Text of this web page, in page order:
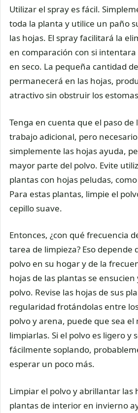
Utilizar el spray es fácil.
toda la planta y utilice un paño
las hojas. El spray facilitará la
en comparación con si
en seco. La pequeña cantidad
permanecerá en las hojas,
atractivo sin obstruir los
Tenga en cuenta que el paso de
trabajo adicional, pero
simplemente las hojas ayuda,
mayor parte del polvo. Evite
plantas con hojas peludas,
Para estas plantas, limpie el
cepillo suave.
Entonces, ¿con qué frecuencia
tarea de limpieza? Eso depende
polvo en su hogar y de la
hojas de las plantas se ensucien
polvo. Revise las hojas de sus
regularidad frotándolas entre
polvo y arena, puede que sea
limpiarlas. Si el polvo es ligero y
fácilmente soplando,
esperar un poco más.
Limpiar el polvo y abrillantar las
plantas de interior en invierno